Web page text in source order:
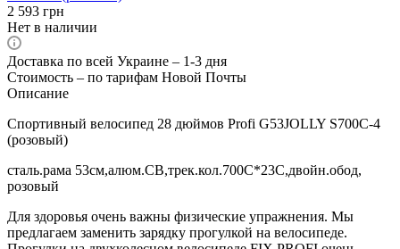
2 593 грн
Нет в наличии
Доставка по всей Украине – 1-3 дня
Стоимость – по тарифам Новой Почты
Описание
Спортивный велосипед 28 дюймов Profi G53JOLLY S700C-4
(розовый)
сталь.рама 53см,алюм.СB,трек.кол.700C*23C,двойн.обод,
розовый
Для здоровья очень важны физические упражнения. Мы
предлагаем заменить зарядку прогулкой на велосипеде.